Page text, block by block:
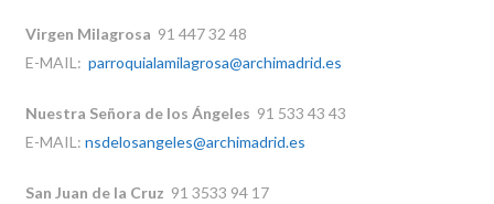
Virgen Milagrosa 91 447 32 48
E-MAIL:parroquialamilagrosa@archimadrid.es
Nuestra Señora de los Ángeles 91 533 43 43
E-MAIL:nsdelosangeles@archimadrid.es
San Juan de la Cruz 91 3533 94 17